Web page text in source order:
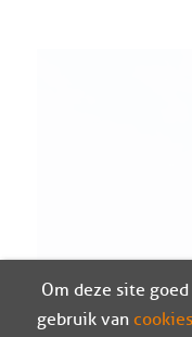
Om deze site
gebruik van cookies